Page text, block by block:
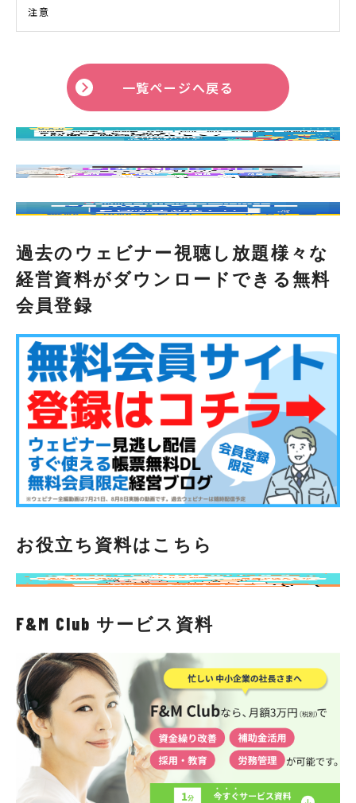
一覧ページへ戻る
過去のウェビナー視聴し放題様々な
経営資料がダウンロードできる無料
会員登録
お役立ち資料はこちら
F&M Club サービス資料